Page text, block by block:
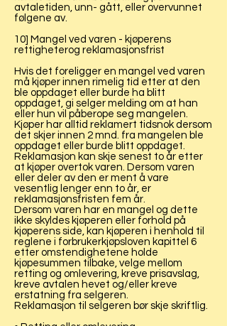
avtaletiden, unn- gått, eller overvunnet
følgene av.
10] Mangel ved varen - kjøperens
rettigheterog reklamasjonsfrist
Hvis det foreligger en mangel ved varen
må kjøper innen rimelig tid etter at den
ble oppdaget eller burde ha blitt
oppdaget, gi selger melding om at han
eller hun vil påberope seg mangelen.
Kjøper har alltid reklamert tidsnok dersom
det skjer innen 2 mnd. fra mangelen ble
oppdaget eller burde blitt oppdaget.
Reklamasjon kan skje senest to år etter
at kjøper overtok varen. Dersom varen
eller deler av den er ment å vare
vesentlig lenger enn to år, er
reklamasjonsfristen fem år.
Dersom varen har en mangel og dette
ikke skyldes kjøperen eller forhold på
kjøperens side, kan kjøperen i henhold til
reglene i forbrukerkjøpsloven kapittel 6
etter omstendighetene holde
kjøpesummen tilbake, velge mellom
retting og omlevering, kreve prisavslag,
kreve avtalen hevet og/eller kreve
erstatning fra selgeren.
Reklamasjon til selgeren bør skje skriftlig.